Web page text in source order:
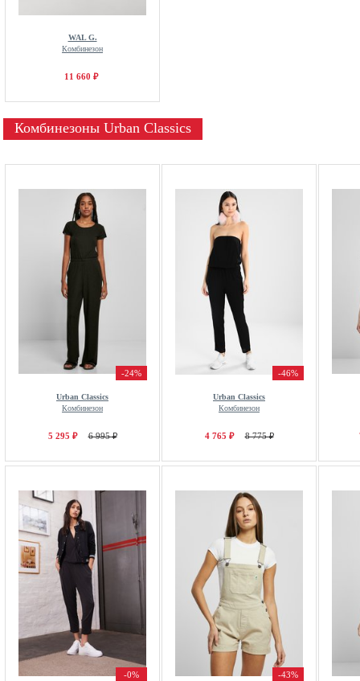
WAL G.
Комбинезон
11 660 ₽
Комбинезоны Urban Classics
-24%
Urban Classics
Комбинезон
5 295 ₽ 6 995 ₽
-46%
Urban Classics
Комбинезон
4 765 ₽ 8 775 ₽
-0% -43%